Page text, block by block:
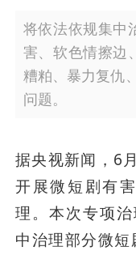
将依法依规集中
害、软色情擦边
糟粕、暴力复仇
问题。
据央视新闻，6
开展微短剧有
理。本次专项
中治理部分微